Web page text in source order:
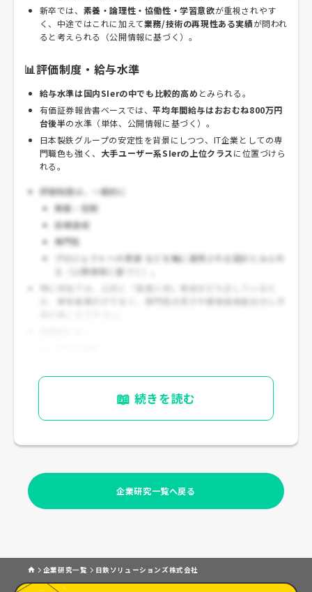
新卒では、 素養・論理性・協働性・学習意欲が重視されやす
く、中途ではこれに加えて業務/技術の再現性ある実績が問われ
ると考えられる（公開情報に基づく）。
📊評価制度・給与水準
給与水準は国内SIerの中でも比較的高め とみられる。
有価証券報告書ベースでは、平均年間給与はおおむね800万円
台後半の水準（単体、公開情報に基づく）。
日本製鉄グループの安定性を背景にしつつ、IT企業としての専
門職色も強く、 大手ユーザー系SIerの上位クラスに位置づけら
れる。
評価制度は、一般的に
等級・役割
目標達成
専門性
プロジェクトへの貢献 などを軸に運用される設計とみられ
る（公開情報に基づく）。
特に同社では、公式に「高度人材」育成を打ち出しているた
単年成果だけでなく、専門性の深さや顧客価値創出力
性
顧客折衝力 があると年収交渉上も有利になりやすい。
📖 続きを読む
企業研究一覧へ戻る
企業研究一覧 日鉄ソリューションズ株式会社